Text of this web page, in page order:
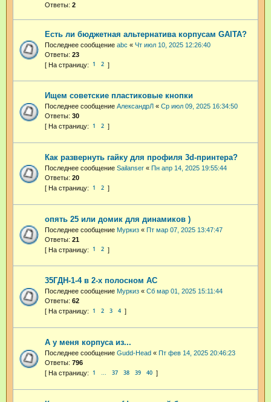
Ответы: 2
Есть ли бюджетная альтернатива корпусам GAITA?
Последнее сообщение abc « Чт июл 10, 2025 12:26:40
Ответы: 23
1 2
Ищем советские пластиковые кнопки
Последнее сообщение АлександрЛ « Ср июл 09, 2025 16:34:50
Ответы: 30
1 2
Как развернуть гайку для профиля 3d-принтера?
Последнее сообщение Sailanser « Пн апр 14, 2025 19:55:44
Ответы: 20
1 2
опять 25 или домик для динамиков )
Последнее сообщение Муркиз « Пт мар 07, 2025 13:47:47
Ответы: 21
1 2
35ГДН-1-4 в 2-х полосном АС
Последнее сообщение Муркиз « Сб мар 01, 2025 15:11:44
Ответы: 62
1 2 3 4
А у меня корпуса из...
Последнее сообщение Gudd-Head « Пт фев 14, 2025 20:46:23
Ответы: 796
1 … 37 38 39 40